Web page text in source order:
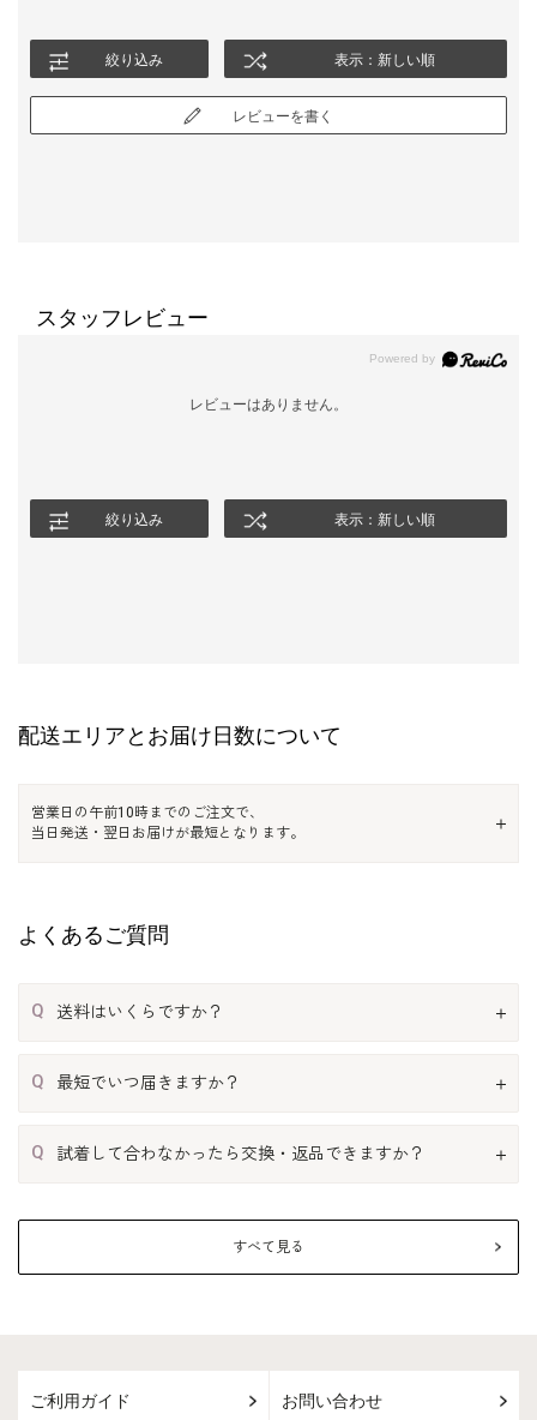
絞り込み 表示：新しい順
レビューを書く
スタッフレビュー
レビューはありません。
絞り込み 表示：新しい順
配送エリアとお届け日数について
営業日の午前10時までのご注文で、
当日発送・翌日お届けが最短となります。
よくあるご質問
Q 送料はいくらですか？
Q 最短でいつ届きますか？
Q 試着して合わなかったら交換・返品できますか？
すべて見る
ご利用ガイド お問い合わせ